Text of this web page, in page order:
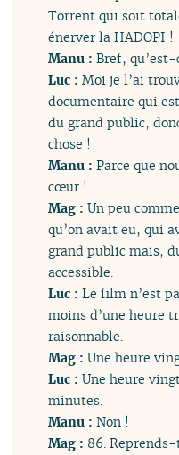
Torrent qui soit
énerver la HADOPI !
Manu :Bref, qu’est-
Luc :Moi je l’ai
documentaire qui
du grand public,
chose !
Manu :Parce que
cœur !
Mag :Un peu
qu’on avait eu, qui
grand public mais,
accessible.
Luc :Le film n’est
moins d’une heure
raisonnable.
Mag :Une heure
Luc :Une heure
minutes.
Manu :Non !
Mag : 86.